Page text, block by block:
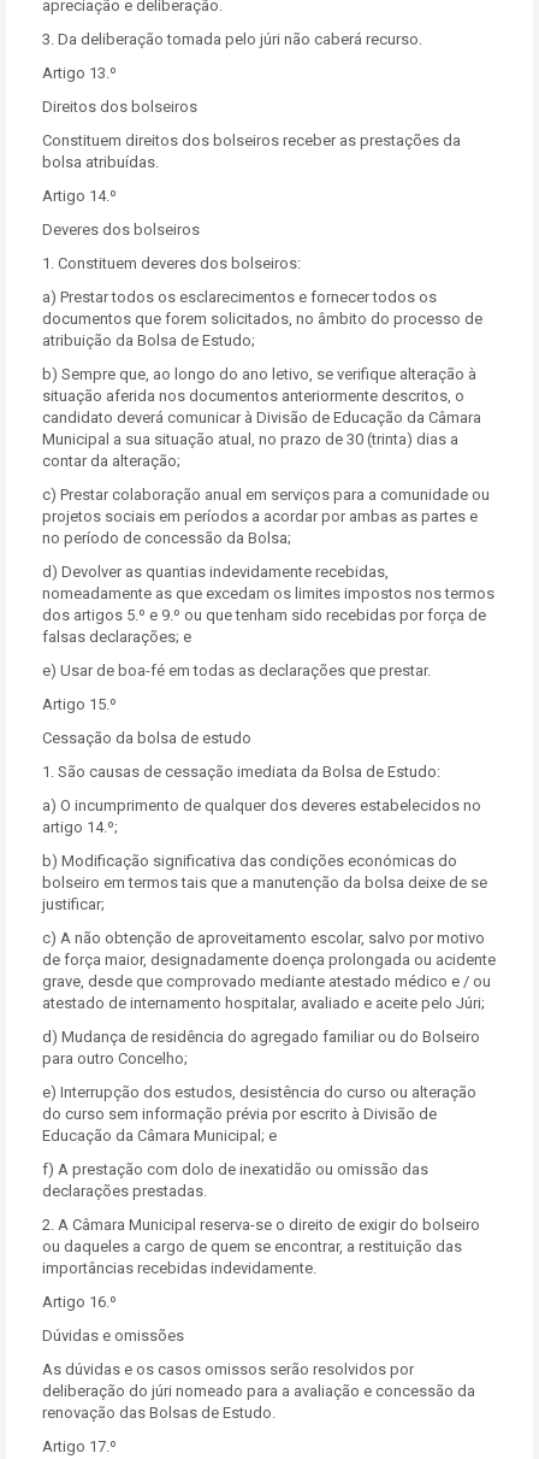
apreciação e deliberação.
3. Da deliberação tomada pelo júri não caberá recurso.
Artigo 13.º
Direitos dos bolseiros
Constituem direitos dos bolseiros receber as prestações da
bolsa atribuídas.
Artigo 14.º
Deveres dos bolseiros
1. Constituem deveres dos bolseiros:
a) Prestar todos os esclarecimentos e fornecer todos os
documentos que forem solicitados, no âmbito do processo de
atribuição da Bolsa de Estudo;
b) Sempre que, ao longo do ano letivo, se verifique alteração à
situação aferida nos documentos anteriormente descritos, o
candidato deverá comunicar à Divisão de Educação da Câmara
Municipal a sua situação atual, no prazo de 30 (trinta) dias a
contar da alteração;
c) Prestar colaboração anual em serviços para a comunidade ou
projetos sociais em períodos a acordar por ambas as partes e
no período de concessão da Bolsa;
d) Devolver as quantias indevidamente recebidas,
nomeadamente as que excedam os limites impostos nos termos
dos artigos 5.º e 9.º ou que tenham sido recebidas por força de
falsas declarações; e
e) Usar de boa-fé em todas as declarações que prestar.
Artigo 15.º
Cessação da bolsa de estudo
1. São causas de cessação imediata da Bolsa de Estudo:
a) O incumprimento de qualquer dos deveres estabelecidos no
artigo 14.º;
b) Modificação significativa das condições económicas do
bolseiro em termos tais que a manutenção da bolsa deixe de se
justificar;
c) A não obtenção de aproveitamento escolar, salvo por motivo
de força maior, designadamente doença prolongada ou acidente
grave, desde que comprovado mediante atestado médico e / ou
atestado de internamento hospitalar, avaliado e aceite pelo Júri;
d) Mudança de residência do agregado familiar ou do Bolseiro
para outro Concelho;
e) Interrupção dos estudos, desistência do curso ou alteração
do curso sem informação prévia por escrito à Divisão de
Educação da Câmara Municipal; e
f) A prestação com dolo de inexatidão ou omissão das
declarações prestadas.
2. A Câmara Municipal reserva-se o direito de exigir do bolseiro
ou daqueles a cargo de quem se encontrar, a restituição das
importâncias recebidas indevidamente.
Artigo 16.º
Dúvidas e omissões
As dúvidas e os casos omissos serão resolvidos por
deliberação do júri nomeado para a avaliação e concessão da
renovação das Bolsas de Estudo.
Artigo 17.º